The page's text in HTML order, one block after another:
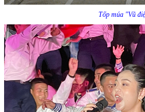
Tốp múa "Vũ